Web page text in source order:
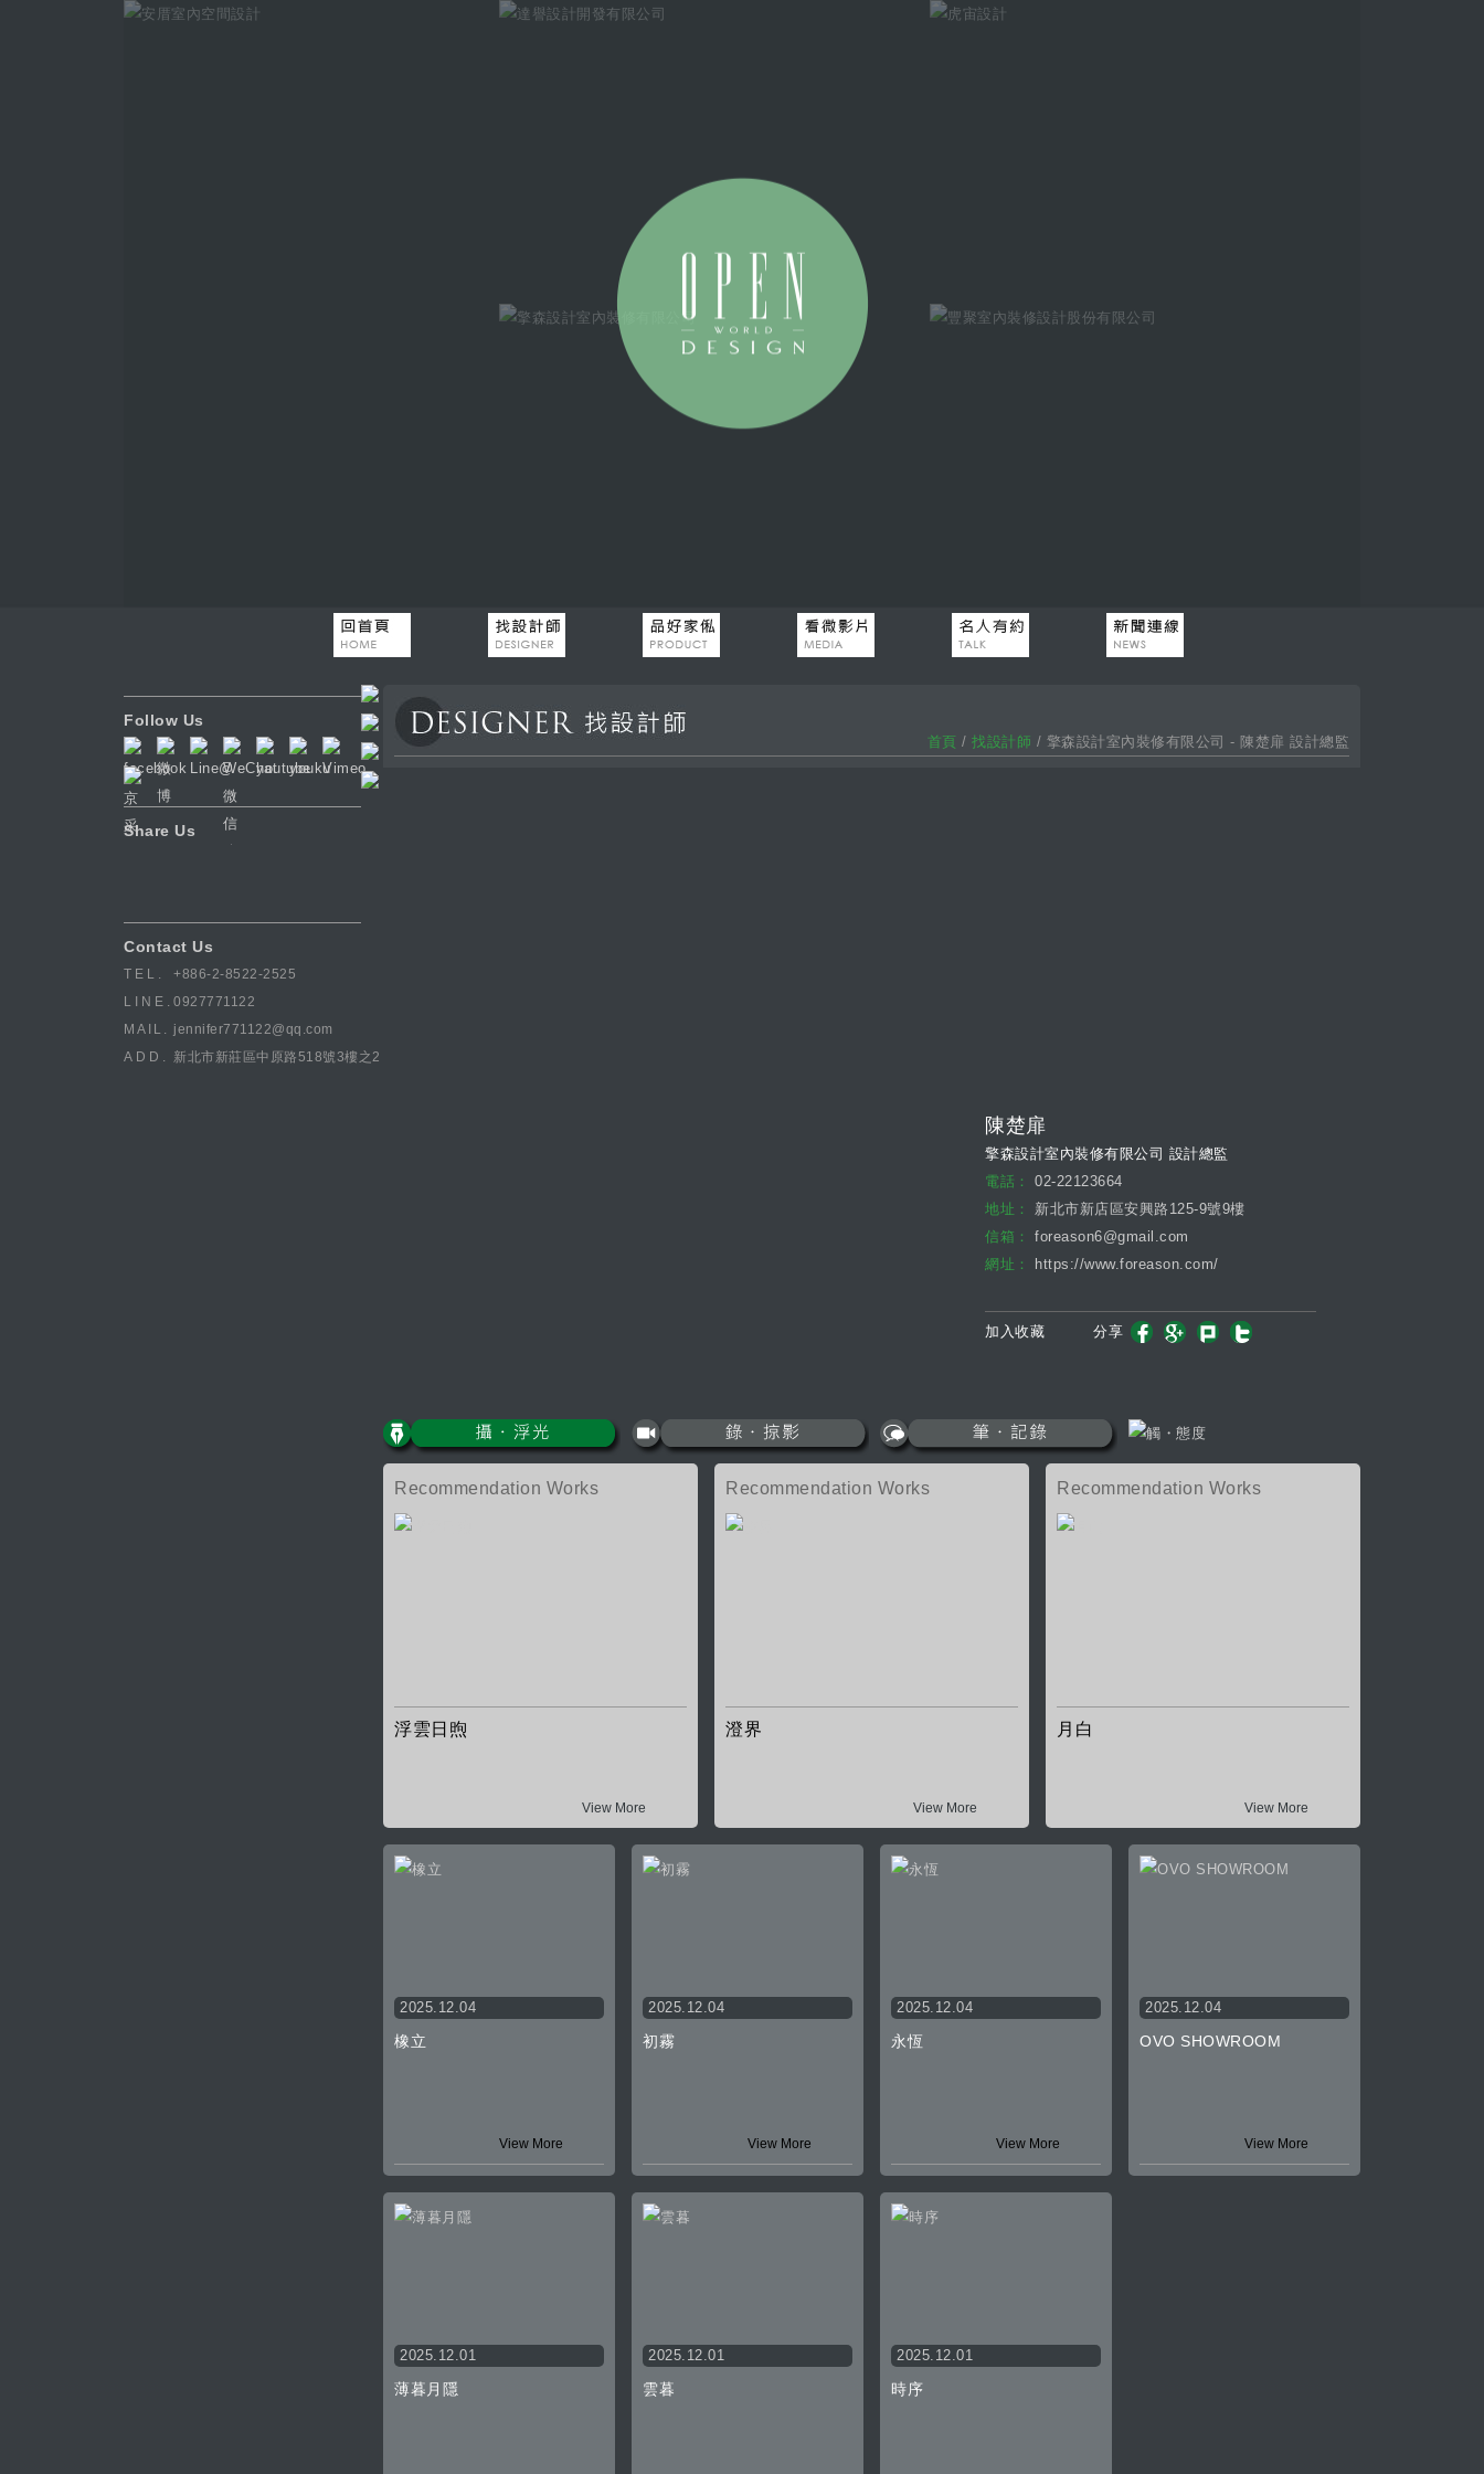
Follow Us
Share Us
Contact Us
TEL.
+886-2-8522-2525
LINE. 0927771122
MAIL. jennifer771122@qq.com
ADD.
新北市新莊區中原路518號3樓之2
首頁 / 找設計師 / 擎森設計室內裝修有限公司 - 陳楚扉 設計總監
陳楚扉
擎森設計室內裝修有限公司 設計總監
電話：
02-22123664
地址：
新北市新店區安興路125-9號9樓
信箱：
foreason6@gmail.com
網址：
https://www.foreason.com/
加入收藏 分享
Recommendation Works
浮雲日煦
View More
Recommendation Works
澄界
View More
Recommendation Works
月白
View More
2025.12.04
橡立
View More
2025.12.04
初霧
View More
2025.12.04
永恆
View More
2025.12.04
OVO SHOWROOM
View More
2025.12.01
薄暮月隱
2025.12.01
雲暮
2025.12.01
時序